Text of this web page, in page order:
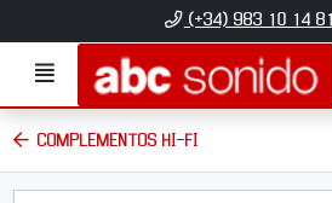
Ir al contenido principal de la página
(+34) 983 10 14 81
Menú
COMPLEMENTOS HI-FI